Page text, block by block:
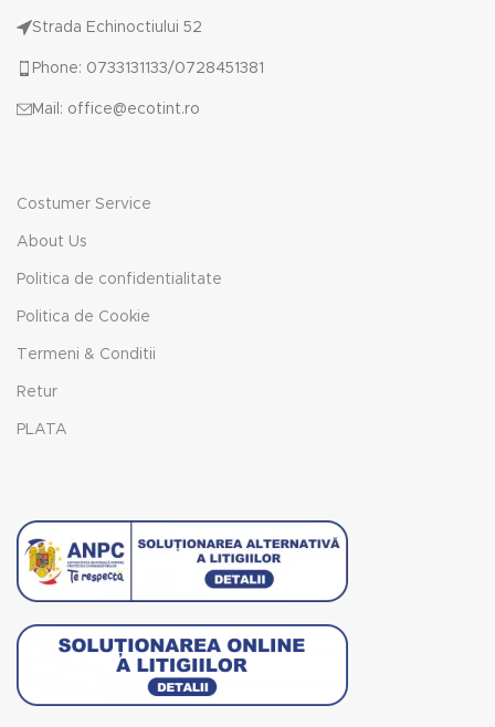
Strada Echinoctiului 52
Phone: 0733131133/0728451381
Mail: office@ecotint.ro
Costumer Service
About Us
Politica de confidentialitate
Politica de Cookie
Termeni & Conditii
Retur
PLATA